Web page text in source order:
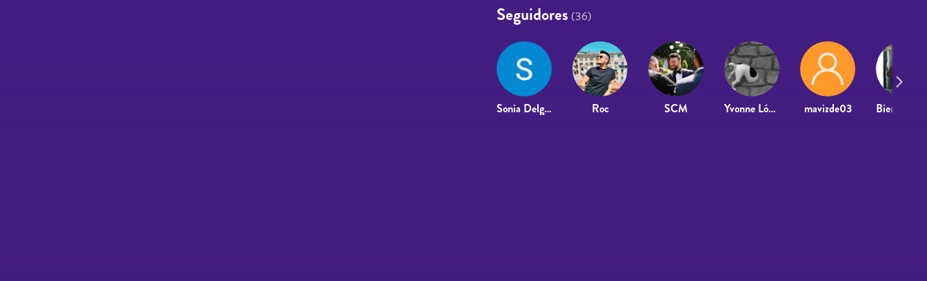
Seguidores (36)
Sonia Delgado Roc SCM Yvonne López mavizde03